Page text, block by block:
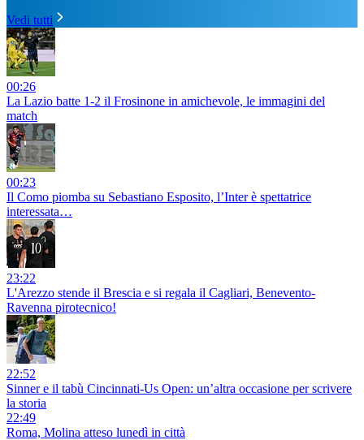
Vedi tutti
00:26
La Lazio batte 1-2 il Frosinone in amichevole, le immagini del
match
00:23
Il Como piomba su Sebastiano Esposito, l’Inter è spettatrice
interessata…
23:22
L'Arezzo stende il Brescia e si regala il Cagliari, Benevento-
Ravenna pirotecnico!
22:52
Sinner e il tabù Cincinnati-Us Open: un’altra occasione per scrivere
la storia
22:49
Roma, Molina atteso lunedì in città